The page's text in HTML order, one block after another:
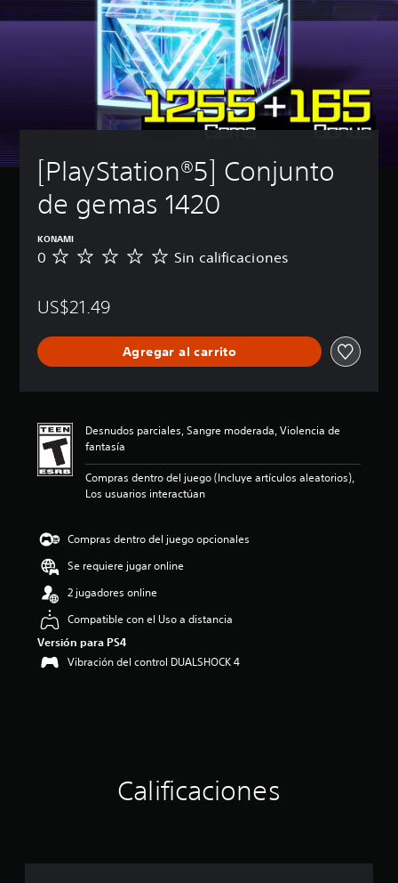
[PlayStation®5] Conjunto
de gemas 1420
KONAMI
S
c
i
c
o
0 Sin calificaciones
US$21.49
Agregar al carrito
Desnudos parciales, Sangre moderada, Violencia de
fantasía
Compras dentro del juego (Incluye artículos aleatorios),
Los usuarios interactúan
Compras dentro del juego opcionales
Se requiere jugar online
2 jugadores online
Compatible con el Uso a distancia
Versión para PS4
Vibración del control DUALSHOCK 4
Calificaciones